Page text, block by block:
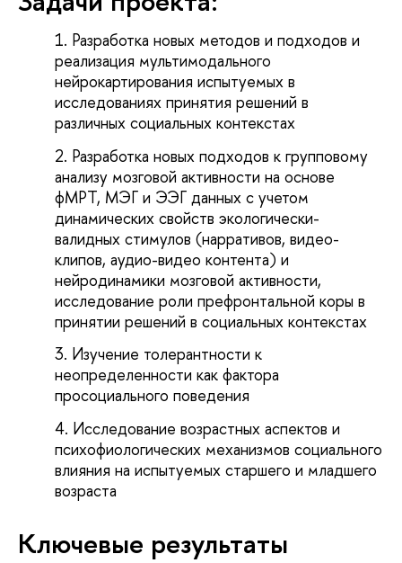
Разработка новых методов и подходов и
реализация мультимодального
нейрокартирования испытуемых в
исследованиях принятия решений в
различных социальных контекстах
Разработка новых подходов к групповому
анализу мозговой активности на основе
фМРТ, МЭГ и ЭЭГ данных с учетом
динамических свойств экологически-
валидных стимулов (нарративов, видео-
клипов, аудио-видео контента) и
нейродинамики мозговой активности,
исследование роли префронтальной коры в
принятии решений в социальных контекстах
Изучение толерантности к
неопределенности как фактора
просоциального поведения
Исследование возрастных аспектов и
психофиологических механизмов социального
влияния на испытуемых старшего и младшего
возраста
Ключевые результаты